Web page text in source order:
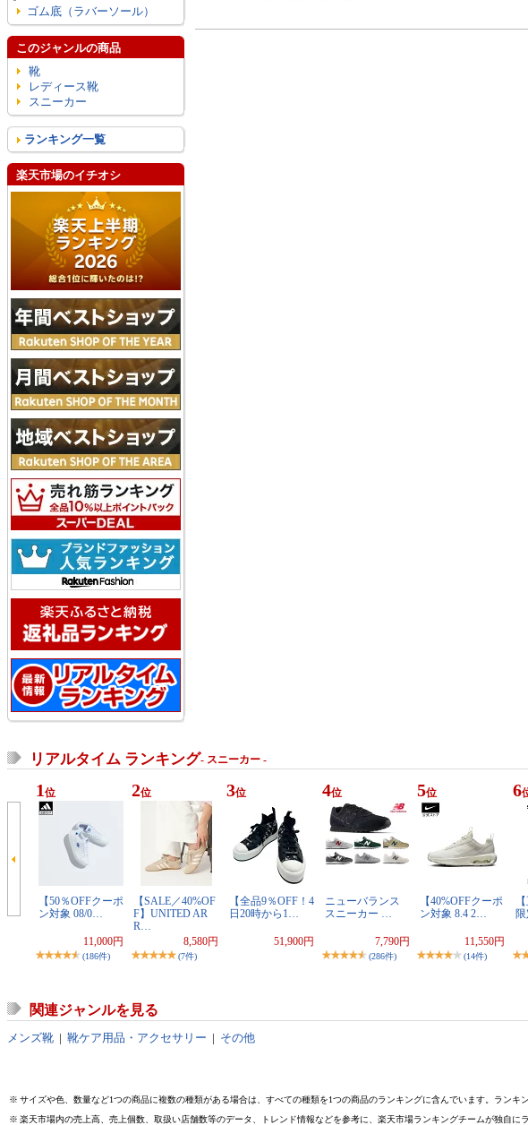
ゴム底（ラバーソール）
このジャンルの商品
靴
レディース靴
スニーカー
ランキング一覧
楽天市場のイチオシ
リアルタイム ランキング- スニーカー -
1 位
【50％OFFクーポ
ン対象 08/0…
11,000円
(186件)
2位
【SALE／40%OF
F】UNITED AR
R…
8,580円
(7件)
3位
【全品9％OFF！4
日20時から1…
51,900円
4位
ニューバランス
スニーカー …
7,790円
(286件)
5位
【40%OFFクーポ
ン対象 8.4 2…
11,550円
(14件)
6
限
関連ジャンルを見る
メンズ靴 | 靴ケア用品・アクセサリー | その他
※ サイズや色、数量など1つの商品に複数の種類がある場合は、すべての種類を1つの商品のランキングに含んでいます。ランキ
※ 楽天市場内の売上高、売上個数、取扱い店舗数等のデータ、トレンド情報などを参考に、楽天市場ランキングチームが独自